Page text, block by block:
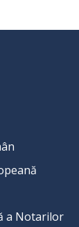
a Notarilor